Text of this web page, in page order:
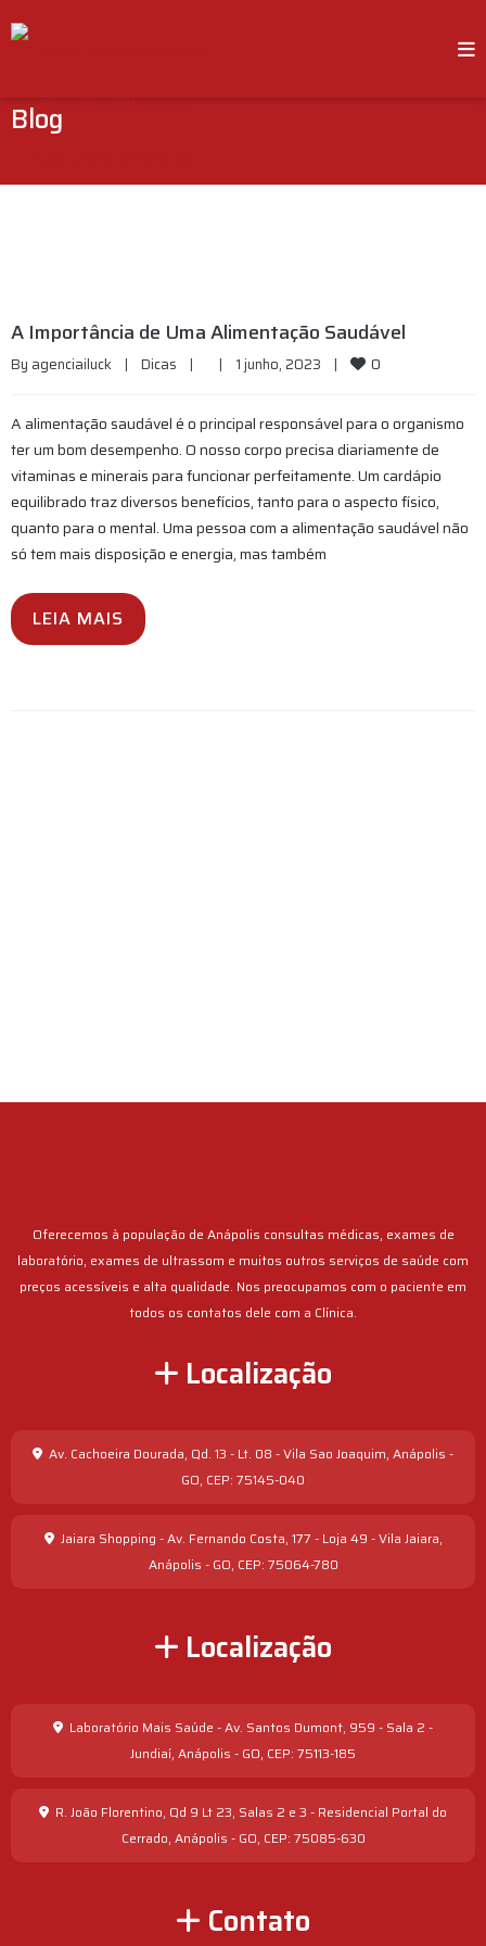
Blog
A Importância de Uma Alimentação Saudável
By agenciailuck | Dicas | | 1 junho, 2023 | 0
A alimentação saudável é o principal responsável para o organismo
ter um bom desempenho. O nosso corpo precisa diariamente de
vitaminas e minerais para funcionar perfeitamente. Um cardápio
equilibrado traz diversos benefícios, tanto para o aspecto físico,
quanto para o mental. Uma pessoa com a alimentação saudável não
só tem mais disposição e energia, mas também
LEIA MAIS
Oferecemos à população de Anápolis consultas médicas, exames de
laboratório, exames de ultrassom e muitos outros serviços de saúde com
preços acessíveis e alta qualidade. Nos preocupamos com o paciente em
todos os contatos dele com a Clínica.
Localização
Av. Cachoeira Dourada, Qd. 13 - Lt. 08 - Vila Sao Joaquim, Anápolis -
GO, CEP: 75145-040
Jaiara Shopping - Av. Fernando Costa, 177 - Loja 49 - Vila Jaiara,
Anápolis - GO, CEP: 75064-780
Localização
Laboratório Mais Saúde - Av. Santos Dumont, 959 - Sala 2 -
Jundiaí, Anápolis - GO, CEP: 75113-185
R. João Florentino, Qd 9 Lt 23, Salas 2 e 3 - Residencial Portal do
Cerrado, Anápolis - GO, CEP: 75085-630
Contato